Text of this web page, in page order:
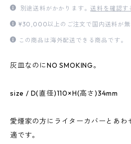
別途送料がかかります。送料を確認す
¥30,000以上のご注文で国内送料が無
この商品は海外配送できる商品です。
灰皿なのにNO SMOKING。
size / D(直径)110×H(高さ)34mm
愛煙家の方にライターカバーとあ
適です。